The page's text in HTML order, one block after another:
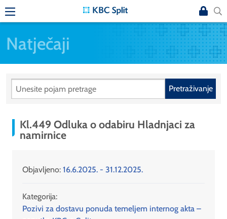
Natječaji
Pretraživanje
Kl.449 Odluka o odabiru Hladnjaci za
namirnice
Objavljeno: 16.6.2025. - 31.12.2025.
Kategorija:
Pozivi za dostavu ponuda temeljem internog akta –